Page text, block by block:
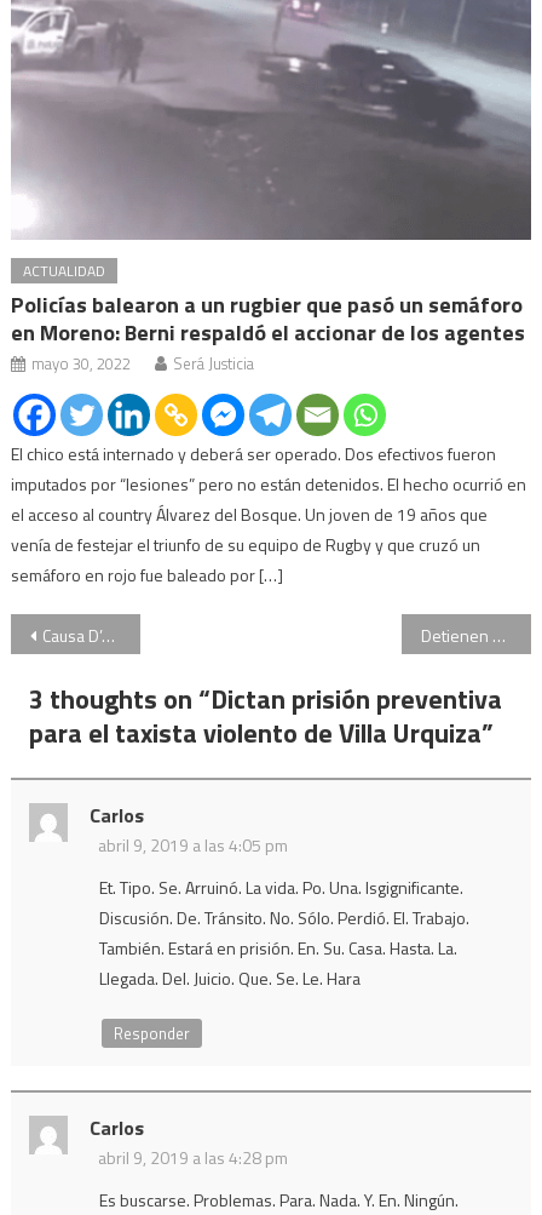
ACTUALIDAD
Policías balearon a un rugbier que pasó un semáforo
en Moreno: Berni respaldó el accionar de los agentes
mayo 30, 2022 Será Justicia
El chico está internado y deberá ser operado. Dos efectivos fueron
imputados por “lesiones” pero no están detenidos. El hecho ocurrió en
el acceso al country Álvarez del Bosque. Un joven de 19 años que
venía de festejar el triunfo de su equipo de Rugby y que cruzó un
semáforo en rojo fue baleado por […]
Navegación
de
entradas
Causa D’Alessio: el fiscal Bidone “está contando todo lo que sabe” Detienen a prefecto principal acusado de integrar la presunta banda de espías de D’Alessio
3 thoughts on “Dictan prisión preventiva
para el taxista violento de Villa Urquiza”
Carlos
abril 9, 2019 a las 4:05 pm
Et. Tipo. Se. Arruinó. La vida. Po. Una. Isgignificante.
Discusión. De. Tránsito. No. Sólo. Perdió. El. Trabajo.
También. Estará en prisión. En. Su. Casa. Hasta. La.
Llegada. Del. Juicio. Que. Se. Le. Hara
Responder
Carlos
abril 9, 2019 a las 4:28 pm
Es buscarse. Problemas. Para. Nada. Y. En. Ningún.